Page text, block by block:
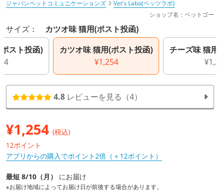
ジャパンペットコミュニケーションズ
Vet's Labo(ベッツラボ)
ショップ名：ペットゴー
サイズ： カツオ味 猫用(ポスト投函)
スト投函)
カツオ味 猫用(ポスト投函)
¥1,254
チーズ味 猫
4.8 レビューを見る（4）
¥1,254 (税込)
12ポイント
アプリからの購入でポイント2倍（＋12ポイント）
最短 8/10（月） にお届け
※お届け地域によってお届け日が前後する場合があります。